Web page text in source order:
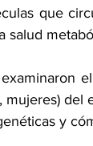
que
salud
mujeres)
y